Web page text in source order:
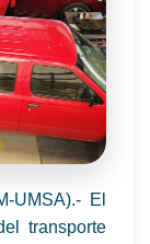
UMSA).- El
transporte